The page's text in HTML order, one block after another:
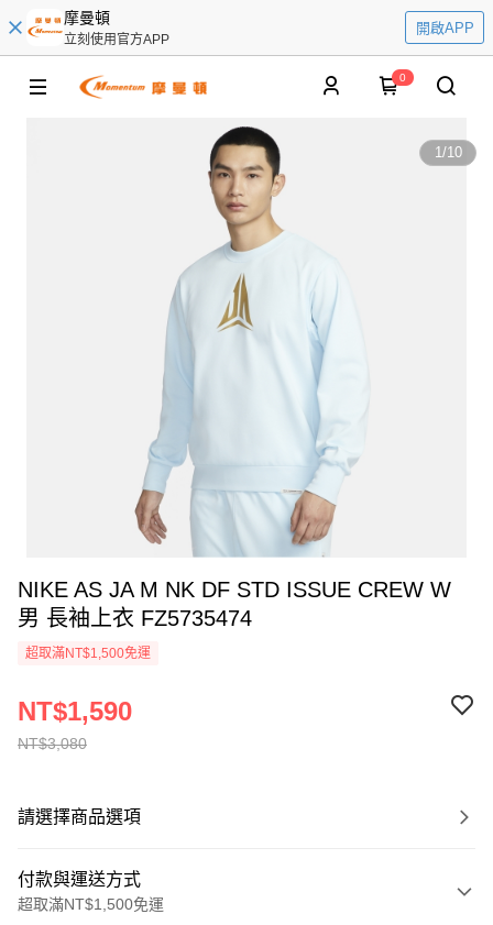
摩曼頓
立刻使用官方APP
開啟APP
0
1/10
NIKE AS JA M NK DF STD ISSUE CREW W
男 長袖上衣 FZ5735474
超取滿NT$1,500免運
NT$3,080
NT$1,590
請選擇商品選項
付款與運送方式
超取滿NT$1,500免運